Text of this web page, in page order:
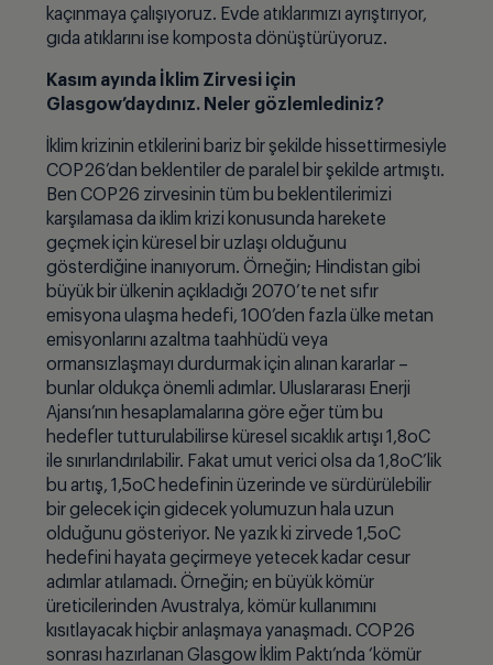
kaçınmaya çalışıyoruz. Evde atıklarımızı ayrıştırıyor,
gıda atıklarını ise komposta dönüştürüyoruz.
Kasım ayında İklim Zirvesi için
Glasgow’daydınız. Neler gözlemlediniz?
İklim krizinin etkilerini bariz bir şekilde hissettirmesiyle
COP26’dan beklentiler de paralel bir şekilde artmıştı.
Ben COP26 zirvesinin tüm bu beklentilerimizi
karşılamasa da iklim krizi konusunda harekete
geçmek için küresel bir uzlaşı olduğunu
gösterdiğine inanıyorum. Örneğin; Hindistan gibi
büyük bir ülkenin açıkladığı 2070’te net sıfır
emisyona ulaşma hedefi, 100’den fazla ülke metan
emisyonlarını azaltma taahhüdü veya
ormansızlaşmayı durdurmak için alınan kararlar –
bunlar oldukça önemli adımlar. Uluslararası Enerji
Ajansı’nın hesaplamalarına göre eğer tüm bu
hedefler tutturulabilirse küresel sıcaklık artışı 1,8oC
ile sınırlandırılabilir. Fakat umut verici olsa da 1,8oC’lik
bu artış, 1,5oC hedefinin üzerinde ve sürdürülebilir
bir gelecek için gidecek yolumuzun hala uzun
olduğunu gösteriyor. Ne yazık ki zirvede 1,5oC
hedefini hayata geçirmeye yetecek kadar cesur
adımlar atılamadı. Örneğin; en büyük kömür
üreticilerinden Avustralya, kömür kullanımını
kısıtlayacak hiçbir anlaşmaya yanaşmadı. COP26
sonrası hazırlanan Glasgow İklim Paktı’nda ‘kömür